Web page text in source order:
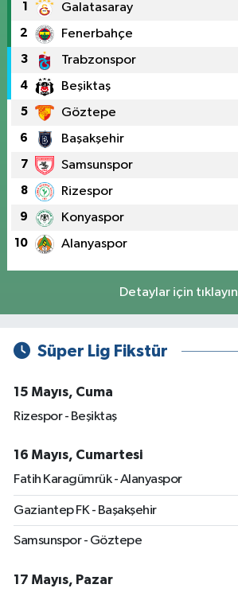
1 Galatasaray
2 Fenerbahçe
3 Trabzonspor
4 Beşiktaş
5 Göztepe
6 Başakşehir
7 Samsunspor
8 Rizespor
9 Konyaspor
10 Alanyaspor
Detaylar için tıklayın
Süper Lig Fikstür
15 Mayıs, Cuma
Rizespor - Beşiktaş
16 Mayıs, Cumartesi
Fatih Karagümrük - Alanyaspor
Gaziantep FK - Başakşehir
Samsunspor - Göztepe
17 Mayıs, Pazar